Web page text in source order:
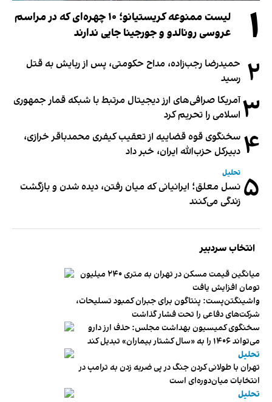
۱
لیست ممنوعه کریستیانو؛ ۱۰ چهره‌ای که در مراسم
عروسی رونالدو و جورجینا جایی ندارند
۲ حمیدرضا رجب‌زاده، مداح حکومتی، پس از ربایش به قتل
رسید
۳آمریکا صرافی‌های ارز دیجیتال مرتبط با شبکه قمار جمهوری
اسلامی را تحریم کرد
۴ سخنگوی قوه قضاییه از تعقیب کیفری محمدباقر خرازی،
دبیر‌کل حزب‌الله ایران، خبر داد
۵ تحلیل
نسل معلق؛ ایرانیانی که میان رفتن، دیده شدن و بازگشت
زندگی می‌کنند
انتخاب سردبیر
میانگین قیمت مسکن در تهران به متری ۲۴۰ میلیون
تومان افزایش یافت
واشینگتن‌پست: پنتاگون برای جبران کمبود تسلیحات،
شرکت‌های دفاعی را تحت فشار گذاشت
سخنگوی کمیسیون بهداشت مجلس: حذف ارز دارو
می‌تواند ۱۴۰۶ را به «سال کشتار بیماران» تبدیل کند
تحلیل
تهران با طولانی کردن جنگ در پی ضربه زدن به ترامپ در
انتخابات میان‌دوره‌ای است
تحلیل